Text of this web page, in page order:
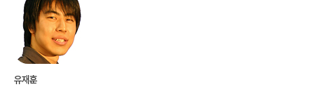
유재훈